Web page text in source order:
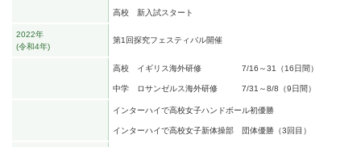
高校 新入試スタート
2022年
令和4年
第1回探究フェスティバル開催
高校 イギリス海外研修 7/16～31（16日間）
中学 ロサンゼルス海外研修 7/31～8/8（9日間）
インターハイで高校女子ハンドボール初優勝
インターハイで高校女子新体操部 団体優勝（3回目）